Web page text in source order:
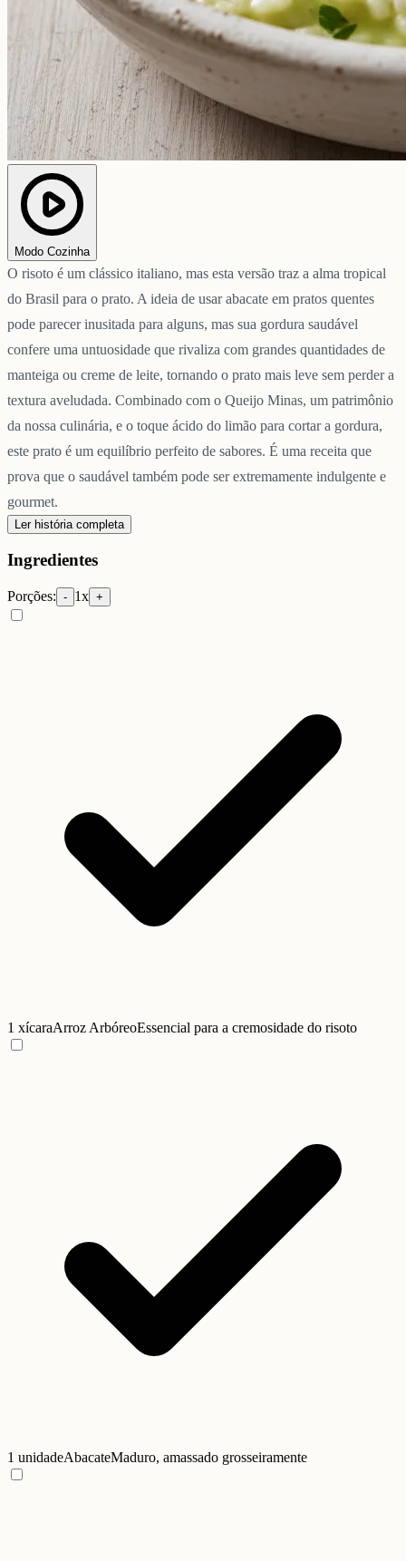
Modo Cozinha
O risoto é um clássico italiano, mas esta versão traz a alma tropical
do Brasil para o prato. A ideia de usar abacate em pratos quentes
pode parecer inusitada para alguns, mas sua gordura saudável
confere uma untuosidade que rivaliza com grandes quantidades de
manteiga ou creme de leite, tornando o prato mais leve sem perder a
textura aveludada. Combinado com o Queijo Minas, um patrimônio
da nossa culinária, e o toque ácido do limão para cortar a gordura,
este prato é um equilíbrio perfeito de sabores. É uma receita que
prova que o saudável também pode ser extremamente indulgente e
gourmet.
Ler história completa
Ingredientes
Porções: - 1x +
1 xícaraArroz ArbóreoEssencial para a cremosidade do risoto
1 unidadeAbacateMaduro, amassado grosseiramente